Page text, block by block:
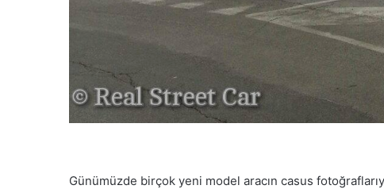
Günümüzde birçok yeni model aracın casus